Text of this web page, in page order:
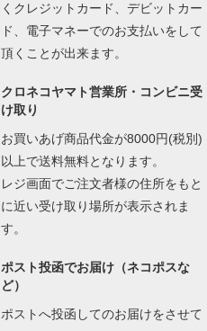
くクレジットカード、デビットカー
ド、電子マネーでのお支払いをして
頂くことが出来ます。
クロネコヤマト営業所・コンビニ受
け取り
お買いあげ商品代金が8000円(税別)
以上で送料無料となります。
レジ画面でご注文者様の住所をもと
に近い受け取り場所が表示されま
す。
ポスト投函でお届け（ネコポスな
ど）
ポストへ投函してのお届けをさせて